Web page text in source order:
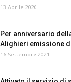
13 Aprile 2020
Per anniversario
Alighieri emissione
16 Settembre 2021